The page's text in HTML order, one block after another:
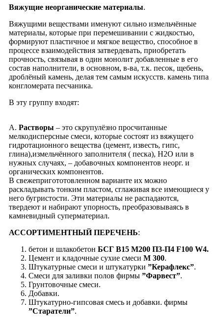
Вяжущие неорганические материалы.
Вяжущими веществами именуют сильно измельчённые
материалы, которые при перемешивании с жидкостью,
формируют пластичное и мягкое вещество, способное в
процессе взаимодействия затвердевать, приобретать
прочность, связывая в один монолит добавленные в его
состав наполнители, в основном, в-ва, т.к. песок, щебень,
дроблёный камень, делая тем самым искусств. камень типа
конгломерата песчаника.
В эту группу входят:
А. Растворы – это скрупулёзно просчитанные
мелкодисперсные смеси, которые состоят из вяжущего
гидротационного вещества (цемент, известь, гипс,
глина),измельчённого заполнителя ( песка), Н2О или в
нужных случаях, – добавочных компонентов неорг. и
органических компонентов.
В свежепригототовленном варианте их можно
раскладывать тонким пластом, cглаживая все имеющиеся у
него бугристости. Эти материалы не распадаются,
твердеют и набирают упорность, преобразовываясь в
камневидный суперматериал.
АССОРТИМЕНТНЫЙ ПЕРЕЧЕНЬ:
бетон и шлакобетон БСГ В15 М200 П3-П4 F100 W4.
Цемент и кладочные сухие смеси М 300.
Штукатурные смеси и штукатурки ”Керафлекс”.
Смеси для заливки полов фирмы ”Фарвест”.
Грунтовочные смеси.
Добавки.
Штукатурно-гипсовая смесь и добавки. фирмы
”Старатели”.